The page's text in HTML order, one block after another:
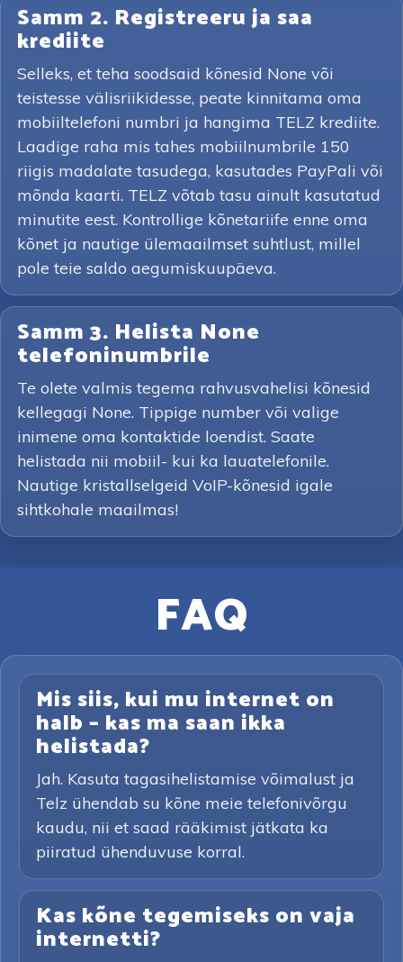
Samm 2. Registreeru ja saa
krediite
Selleks, et teha soodsaid kõnesid None või
teistesse välisriikidesse, peate kinnitama oma
mobiiltelefoni numbri ja hangima TELZ krediite.
Laadige raha mis tahes mobiilnumbrile 150
riigis madalate tasudega, kasutades PayPali või
mõnda kaarti. TELZ võtab tasu ainult kasutatud
minutite eest. Kontrollige kõnetariife enne oma
kõnet ja nautige ülemaailmset suhtlust, millel
pole teie saldo aegumiskuupäeva.
Samm 3. Helista None
telefoninumbrile
Te olete valmis tegema rahvusvahelisi kõnesid
kellegagi None. Tippige number või valige
inimene oma kontaktide loendist. Saate
helistada nii mobiil- kui ka lauatelefonile.
Nautige kristallselgeid VoIP-kõnesid igale
sihtkohale maailmas!
FAQ
Mis siis, kui mu internet on
halb – kas ma saan ikka
helistada?
Jah. Kasuta tagasihelistamise võimalust ja
Telz ühendab su kõne meie telefonivõrgu
kaudu, nii et saad rääkimist jätkata ka
piiratud ühenduvuse korral.
Kas kõne tegemiseks on vaja
internetti?